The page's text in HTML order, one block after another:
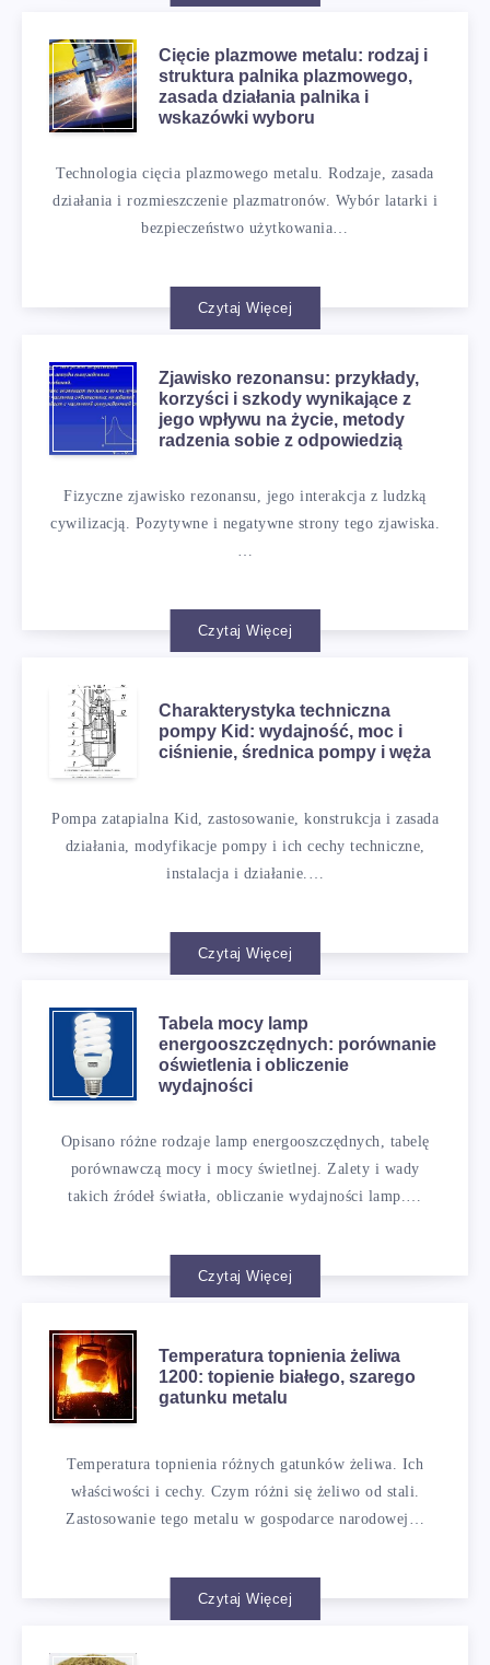
Cięcie plazmowe metalu: rodzaj i
struktura palnika plazmowego,
zasada działania palnika i
wskazówki wyboru
Technologia cięcia plazmowego metalu. Rodzaje, zasada
działania i rozmieszczenie plazmatronów. Wybór latarki i
bezpieczeństwo użytkowania…
Czytaj Więcej
Zjawisko rezonansu: przykłady,
korzyści i szkody wynikające z
jego wpływu na życie, metody
radzenia sobie z odpowiedzią
Fizyczne zjawisko rezonansu, jego interakcja z ludzką
cywilizacją. Pozytywne i negatywne strony tego zjawiska.
…
Czytaj Więcej
Charakterystyka techniczna
pompy Kid: wydajność, moc i
ciśnienie, średnica pompy i węża
Pompa zatapialna Kid, zastosowanie, konstrukcja i zasada
działania, modyfikacje pompy i ich cechy techniczne,
instalacja i działanie.…
Czytaj Więcej
Tabela mocy lamp
energooszczędnych: porównanie
oświetlenia i obliczenie
wydajności
Opisano różne rodzaje lamp energooszczędnych, tabelę
porównawczą mocy i mocy świetlnej. Zalety i wady
takich źródeł światła, obliczanie wydajności lamp.…
Czytaj Więcej
Temperatura topnienia żeliwa
1200: topienie białego, szarego
gatunku metalu
Temperatura topnienia różnych gatunków żeliwa. Ich
właściwości i cechy. Czym różni się żeliwo od stali.
Zastosowanie tego metalu w gospodarce narodowej…
Czytaj Więcej